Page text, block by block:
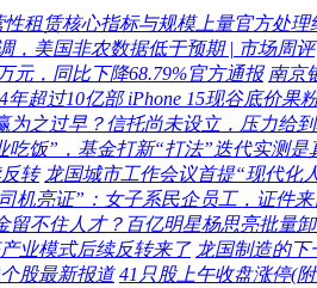
性租赁核心指标与规模上量官方处理
，美国非农数据低于预期 | 市场周评
元，同比下降68.79%官方通报 南京
年超过10亿部 iPhone 15现谷底价果
为之过早？信托尚未设立，压力给
吃饭”，基金打新“打法”迭代实测是
转 龙国城市工作会议首提“现代化
机亮证”：女子系民企员工，证件
留不住人才？百亿明星杨思亮批量
业模式后续反转来了 龙国制造的下
股最新报道 41只股上午收盘涨停(